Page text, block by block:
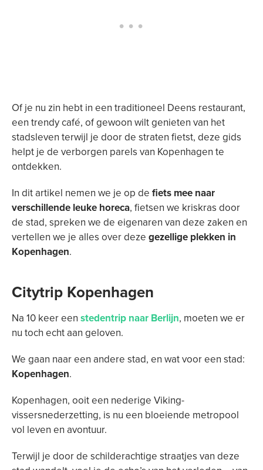
Of je nu zin hebt in een traditioneel Deens restaurant,
een trendy café, of gewoon wilt genieten van het
stadsleven terwijl je door de straten fietst, deze gids
helpt je de verborgen parels van Kopenhagen te
ontdekken.
In dit artikel nemen we je op de fiets mee naar
verschillende leuke horeca, fietsen we kriskras door
de stad, spreken we de eigenaren van deze zaken en
vertellen we je alles over deze gezellige plekken in
Kopenhagen.
Citytrip Kopenhagen
Na 10 keer een stedentrip naar Berlijn, moeten we er
nu toch echt aan geloven.
We gaan naar een andere stad, en wat voor een stad:
Kopenhagen.
Kopenhagen, ooit een nederige Viking-
vissersnederzetting, is nu een bloeiende metropool
vol leven en avontuur.
Terwijl je door de schilderachtige straatjes van deze